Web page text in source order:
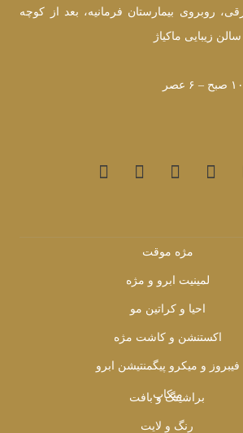
روبروی بیمارستان فرمانیه، بعد از کوچه
مژه موقت
لمینیت ابرو و مژه
احیا و کراتین مو
اکستنشن و کاشت مژه
فیبروز و میکرو پیگمنتیشن ابرو
میکاپ
براشینگ و بافت
رنگ و لایت